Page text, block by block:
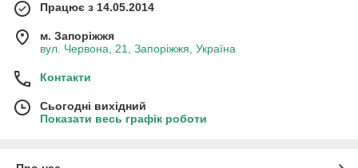
Працює з 14.05.2014
м. Запоріжжя
вул. Червона, 21, Запоріжжя, Україна
Контакти
Сьогодні вихідний
Показати весь графік роботи